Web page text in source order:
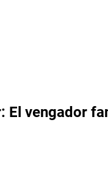
El vengador